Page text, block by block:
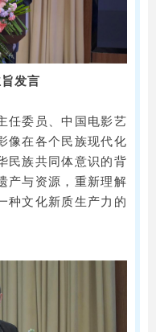
发言
任委员、中国电影艺
像在各个民族现代化
民族共同体意识的背
产与资源，重新理解
种文化新质生产力的